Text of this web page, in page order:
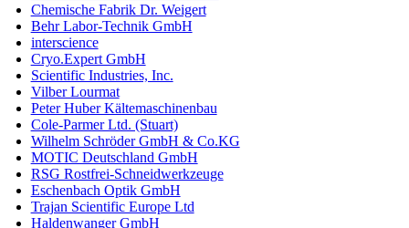
Chemische Fabrik Dr. Weigert
Behr Labor-Technik GmbH
interscience
Cryo.Expert GmbH
Scientific Industries, Inc.
Vilber Lourmat
Peter Huber Kältemaschinenbau
Cole-Parmer Ltd. (Stuart)
Wilhelm Schröder GmbH & Co.KG
MOTIC Deutschland GmbH
RSG Rostfrei-Schneidwerkzeuge
Eschenbach Optik GmbH
Trajan Scientific Europe Ltd
Haldenwanger GmbH